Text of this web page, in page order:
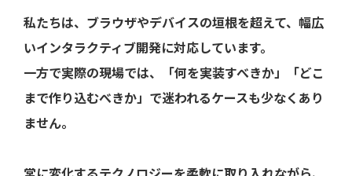
私たちは、ブラウザやデバイスの垣根を超えて、幅広
いインタラクティブ開発に対応しています。
一方で実際の現場では、「何を実装すべきか」「どこ
まで作り込むべきか」で迷われるケースも少なくあり
ません。